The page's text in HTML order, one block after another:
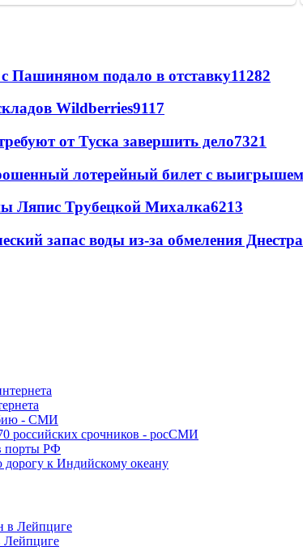
Пашиняном подало в отставку11282
Wildberries9117
от Туска завершить дело7321
лотерейный билет с выигрышем
Ляпис Трубецкой Михалка6213
запас воды из-за обмеления Днестра
- СМИ
российских срочников - росСМИ
порты РФ
к Индийскому океану
Лейпциге